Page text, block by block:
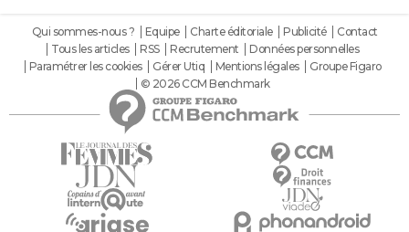
Qui sommes-nous ? Equipe Charte éditoriale Publicité
Contact
Tous les articles
RSS Recrutement
Données personnelles
Paramétrer les cookies
Gérer Utiq Mentions légales
Groupe Figaro
© 2026 CCM Benchmark